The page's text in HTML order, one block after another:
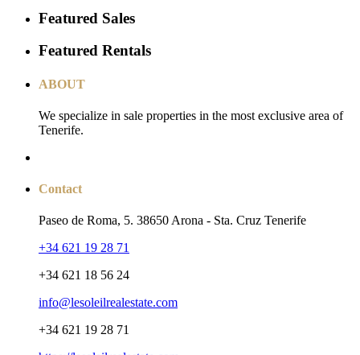
Featured Sales
Featured Rentals
ABOUT
We specialize in sale properties in the most exclusive area of ​​
Tenerife.
Contact
Paseo de Roma, 5. 38650 Arona - Sta. Cruz Tenerife
+34 621 19 28 71
+34 621 18 56 24
info@lesoleilrealestate.com
+34 621 19 28 71